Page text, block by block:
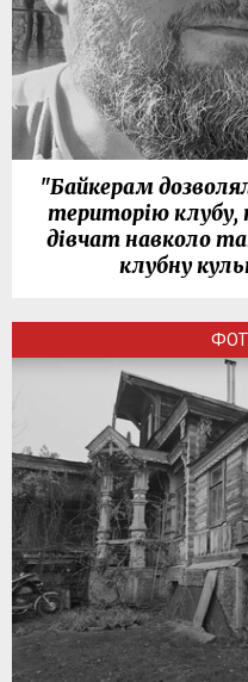
"Байкерам
територію клубу,
дівчат навколо
клубну